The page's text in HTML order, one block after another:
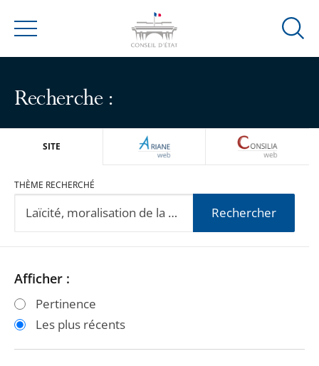
Menu
Ouvrir
Recherche :
SITE ARIANEWEB
THÈME RECHERCHÉ
Rechercher
Passer
les
filtres
Passer
les
filtres
Afficher :
Pertinence
Les plus récents